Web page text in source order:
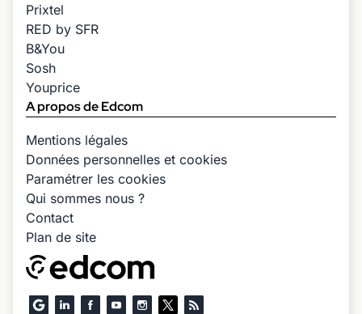
Prixtel
RED by SFR
B&You
Sosh
Youprice
A propos de Edcom
Mentions légales
Données personnelles et cookies
Paramétrer les cookies
Qui sommes nous ?
Contact
Plan de site